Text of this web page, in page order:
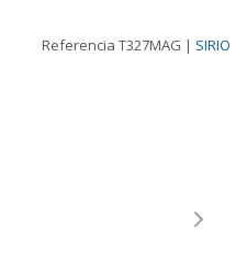
Referencia T327MAG | SIRIO
Next